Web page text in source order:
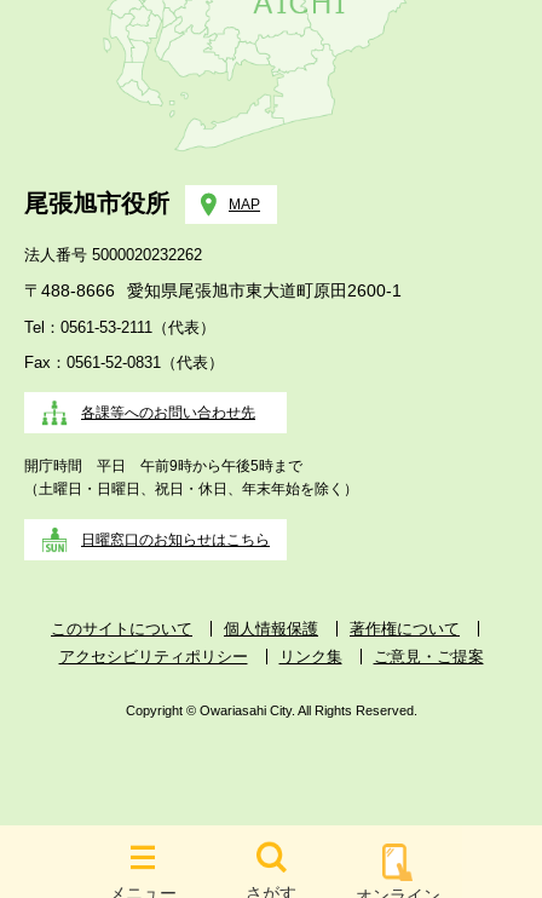
メニュー さがす
尾張旭市役所 MAP
法人番号 5000020232262
〒488-8666 愛知県尾張旭市東大道町原田2600-1
Tel：0561-53-2111（代表）
Fax：0561-52-0831（代表）
各課等へのお問い合わせ先
開庁時間 平日 午前9時から午後5時まで
（土曜日・日曜日、祝日・休日、年末年始を除く）
日曜窓口のお知らせはこちら
このサイトについて 個人情報保護
著作権について
アクセシビリティポリシー
リンク集 ご意見・ご提案
Copyright © Owariasahi City. All Rights Reserved.